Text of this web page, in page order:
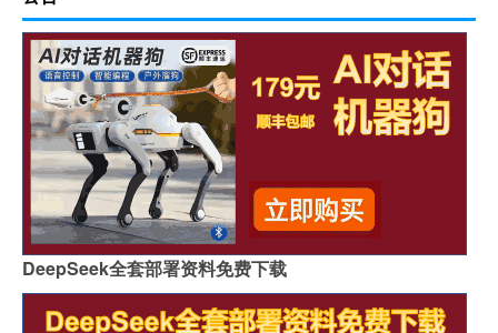
DeepSeek全套部署资料免费下载